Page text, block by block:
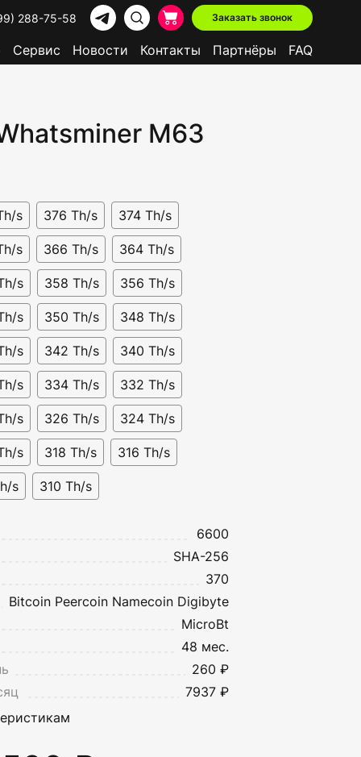
288-75-58 Заказать звонок
Сервис Новости Контакты Партнёры FAQ
В наличии Доступно в лизинг
M63
s 376 Th/s 374 Th/s
s 366 Th/s 364 Th/s
s 358 Th/s 356 Th/s
s 350 Th/s 348 Th/s
s 342 Th/s 340 Th/s
s 334 Th/s 332 Th/s
s 326 Th/s 324 Th/s
s 318 Th/s 316 Th/s
s 310 Th/s
6600
SHA-256
370
Bitcoin Peercoin Namecoin Digibyte
MicroBt
48 мес.
260 ₽
7937 ₽